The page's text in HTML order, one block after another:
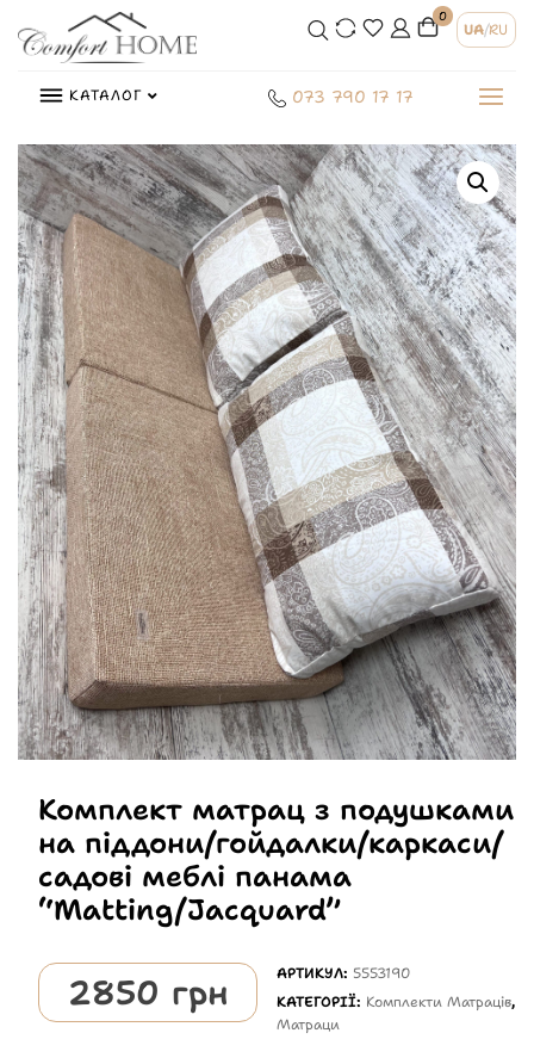
0
UA/RU
КАТАЛОГ 073 790 17 17
Комплект матрац з подушками
на піддони/гойдалки/каркаси/
садові меблі панама
“Matting/Jacquard”
2850 грн АРТИКУЛ: 5553190
КАТЕГОРІЇ: Комплекти Матраців,
Матраци